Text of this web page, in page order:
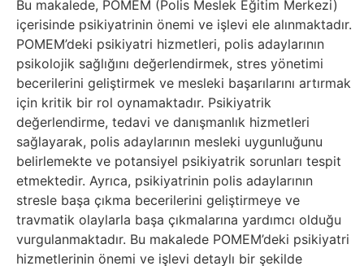
Bilim
Bitcoin
Bitkiler
Çizgi
Film
Diğer
Bu makalede, POMEM (Polis Meslek Eğitim Merkezi)
içerisinde psikiyatrinin önemi ve işlevi ele alınmaktadır.
POMEM’deki psikiyatri hizmetleri, polis adaylarının
psikolojik sağlığını değerlendirmek, stres yönetimi
becerilerini geliştirmek ve mesleki başarılarını artırmak
için kritik bir rol oynamaktadır. Psikiyatrik
değerlendirme, tedavi ve danışmanlık hizmetleri
sağlayarak, polis adaylarının mesleki uygunluğunu
belirlemekte ve potansiyel psikiyatrik sorunları tespit
etmektedir. Ayrıca, psikiyatrinin polis adaylarının
stresle başa çıkma becerilerini geliştirmeye ve
travmatik olaylarla başa çıkmalarına yardımcı olduğu
vurgulanmaktadır. Bu makalede POMEM’deki psikiyatri
hizmetlerinin önemi ve işlevi detaylı bir şekilde